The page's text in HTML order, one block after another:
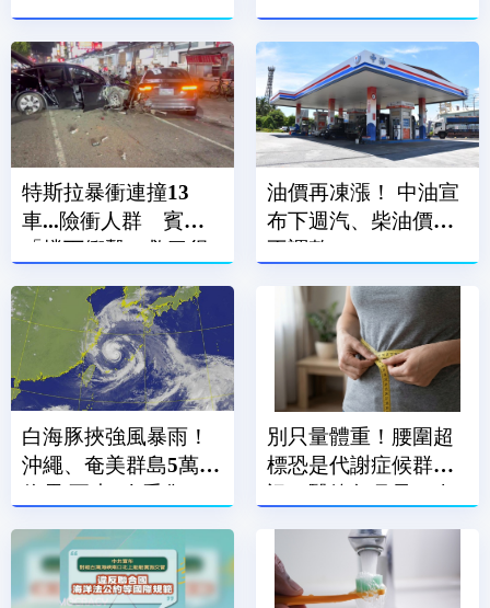
晚21時封閉人行道及
民宅屋頂「破一大
特斯拉暴衝連撞13
車...險衝人群 賓士
「擋下衝擊」救了很
油價再凍漲！ 中油宣
布下週汽、柴油價格
不調整
白海豚挾強風暴雨！
沖繩、奄美群島5萬戶
停電 至少7人受傷
別只量體重！腰圍超
標恐是代謝症候群警
訊 醫籲每月量一次